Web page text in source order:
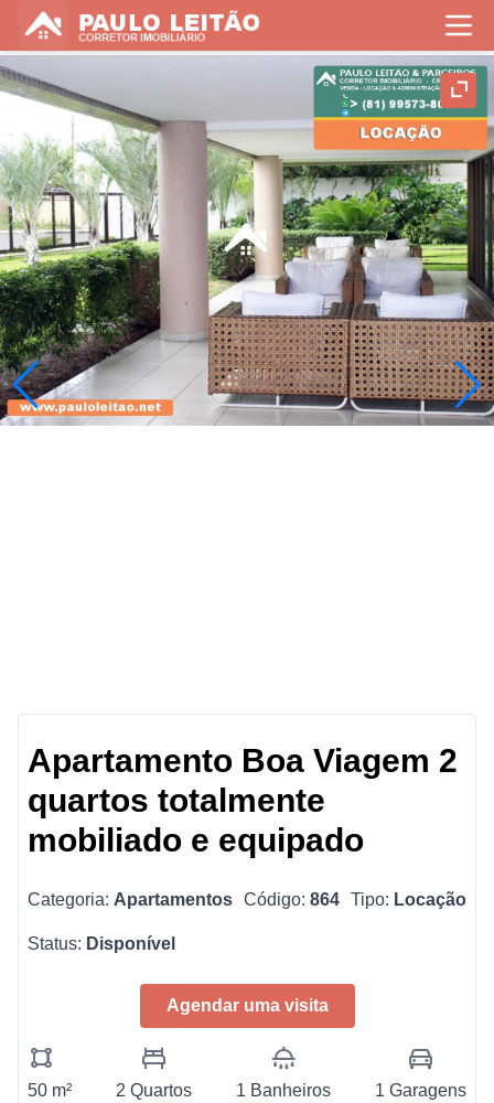
Apartamento Boa Viagem 2
quartos totalmente
mobiliado e equipado
Categoria: Apartamentos Código: 864 Tipo: Locação
Status: Disponível
Agendar uma visita
50 m² 2 Quartos 1 Banheiros 1 Garagens